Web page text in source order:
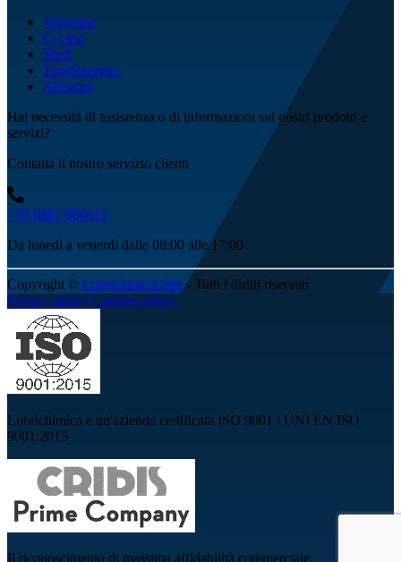
Valvoline
Cyclon
Shell
TotalEnergies
Allegrini
Hai necessità di assistenza o di informazioni sui nostri prodotti e
servizi?
Contatta il nostro servizio clienti
+39 0881 966611
Da lunedì a venerdì dalle 08:00 alle 17:00
Copyright © Lubrichimica Spa- Tutti i diritti riservati
Privacy policy Cookies policy
Lubrichimica è un'azienda certificata ISO 9001 / UNI EN ISO
9001:2015
Il riconoscimento di massima affidabilità commerciale